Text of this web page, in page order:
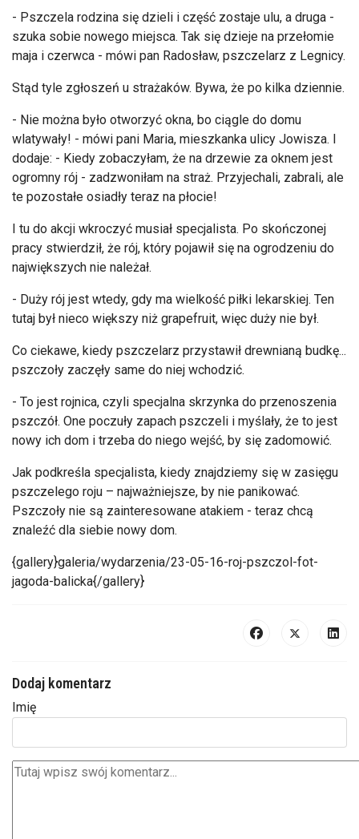
- Pszczela rodzina się dzieli i część zostaje ulu, a druga -
szuka sobie nowego miejsca. Tak się dzieje na przełomie
maja i czerwca - mówi pan Radosław, pszczelarz z Legnicy.
Stąd tyle zgłoszeń u strażaków. Bywa, że po kilka dziennie.
- Nie można było otworzyć okna, bo ciągle do domu
wlatywały! - mówi pani Maria, mieszkanka ulicy Jowisza. I
dodaje: - Kiedy zobaczyłam, że na drzewie za oknem jest
ogromny rój - zadzwoniłam na straż. Przyjechali, zabrali, ale
te pozostałe osiadły teraz na płocie!
I tu do akcji wkroczyć musiał specjalista. Po skończonej
pracy stwierdził, że rój, który pojawił się na ogrodzeniu do
największych nie należał.
- Duży rój jest wtedy, gdy ma wielkość piłki lekarskiej. Ten
tutaj był nieco większy niż grapefruit, więc duży nie był.
Co ciekawe, kiedy pszczelarz przystawił drewnianą budkę...
pszczoły zaczęły same do niej wchodzić.
- To jest rojnica, czyli specjalna skrzynka do przenoszenia
pszczół. One poczuły zapach pszczeli i myślały, że to jest
nowy ich dom i trzeba do niego wejść, by się zadomowić.
Jak podkreśla specjalista, kiedy znajdziemy się w zasięgu
pszczelego roju – najważniejsze, by nie panikować.
Pszczoły nie są zainteresowane atakiem - teraz chcą
znaleźć dla siebie nowy dom.
{gallery}galeria/wydarzenia/23-05-16-roj-pszczol-fot-
jagoda-balicka{/gallery}
Dodaj komentarz
Imię